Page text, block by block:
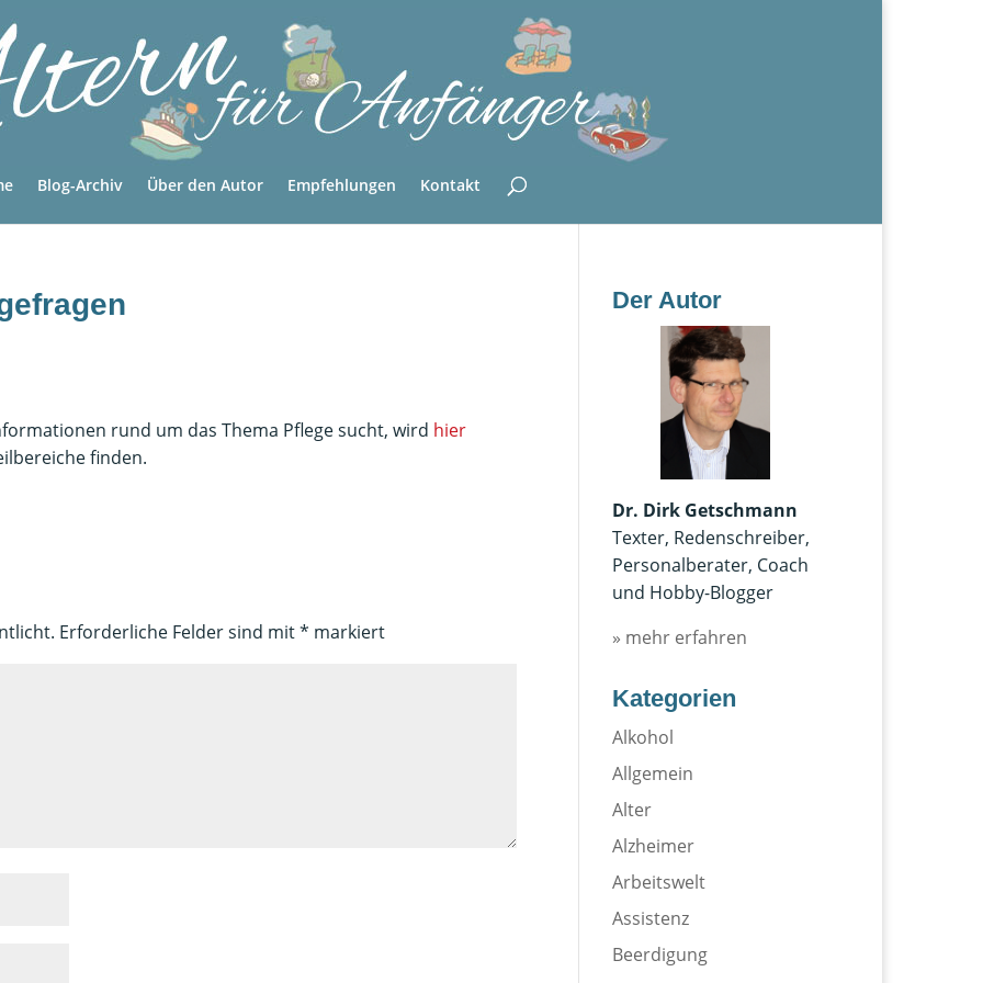
Blog-Archiv Über den Autor Empfehlungen Kontakt
rund um das Thema Pflege sucht, wird hier
finden.
Erforderliche Felder sind mit* markiert
Der Autor
Dr. Dirk Getschmann
Texter, Redenschreiber,
Personalberater, Coach
und Hobby-Blogger
» mehr erfahren
Kategorien
Alkohol
Allgemein
Alter
Alzheimer
Arbeitswelt
Assistenz
Beerdigung